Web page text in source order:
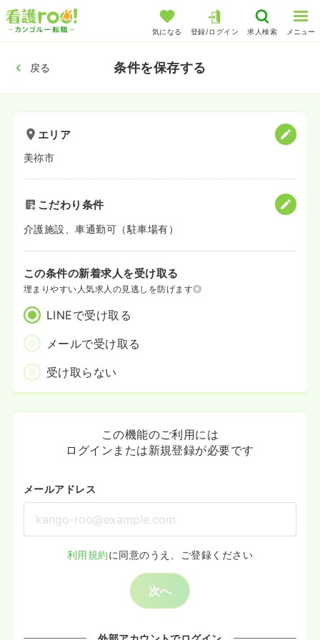
気になる 登録/ログイン 求人検索 メニュー
戻る 条件を保存する
エリア
美祢市
こだわり条件
介護施設、車通勤可（駐車場有）
この条件の新着求人を受け取る
埋まりやすい人気求人の見逃しを防げます◎
LINEで受け取る
メールで受け取る
受け取らない
この機能のご利用には
ログインまたは新規登録が必要です
メールアドレス
利用規約に同意のうえ、ご登録ください
次へ